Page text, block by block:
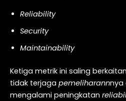
Reliability
Security
Maintainability
Ketiga metrik ini saling
tidak terjaga pemeliharannnya
mengalami peningkatan